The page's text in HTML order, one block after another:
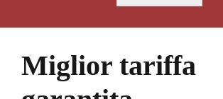
Miglior tariffa